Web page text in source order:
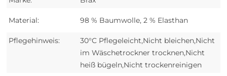
Material: 98 % Baumwolle, 2 % Elasthan
Pflegehinweis:
30°C Pflegeleicht,Nicht bleichen,Nicht
im Wäschetrockner trocknen,Nicht
heiß bügeln,Nicht trockenreinigen